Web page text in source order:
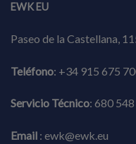
EWK EU
Paseo de la Castellana,
Teléfono: +34 915 675
Servicio Técnico: 680
Email : ewk@ewk.eu